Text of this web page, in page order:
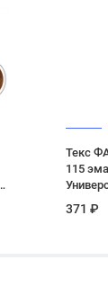
Текс
115
371 ₽